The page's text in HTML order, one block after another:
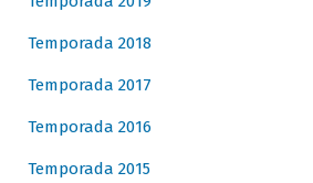
Temporada 2018
Temporada 2017
Temporada 2016
Temporada 2015